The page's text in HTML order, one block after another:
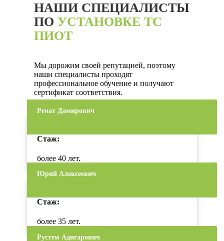
НАШИ СПЕЦИАЛИСТЫ
ПО УСТАНОВКЕ ТС
ПИОТ
Мы дорожим своей репутацией, поэтому
наши специалисты проходят
профессиональное обучение и получают
сертификат соответствия.
Ренат Дамирович
Стаж:
более 40 лет.
Юрий Алексеевич
Стаж:
более 35 лет.
Рустем Адигарович